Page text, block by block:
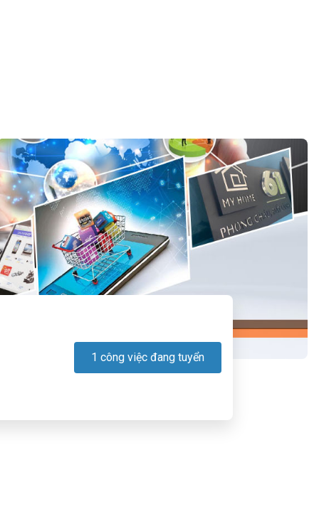
1 công việc đang tuyển